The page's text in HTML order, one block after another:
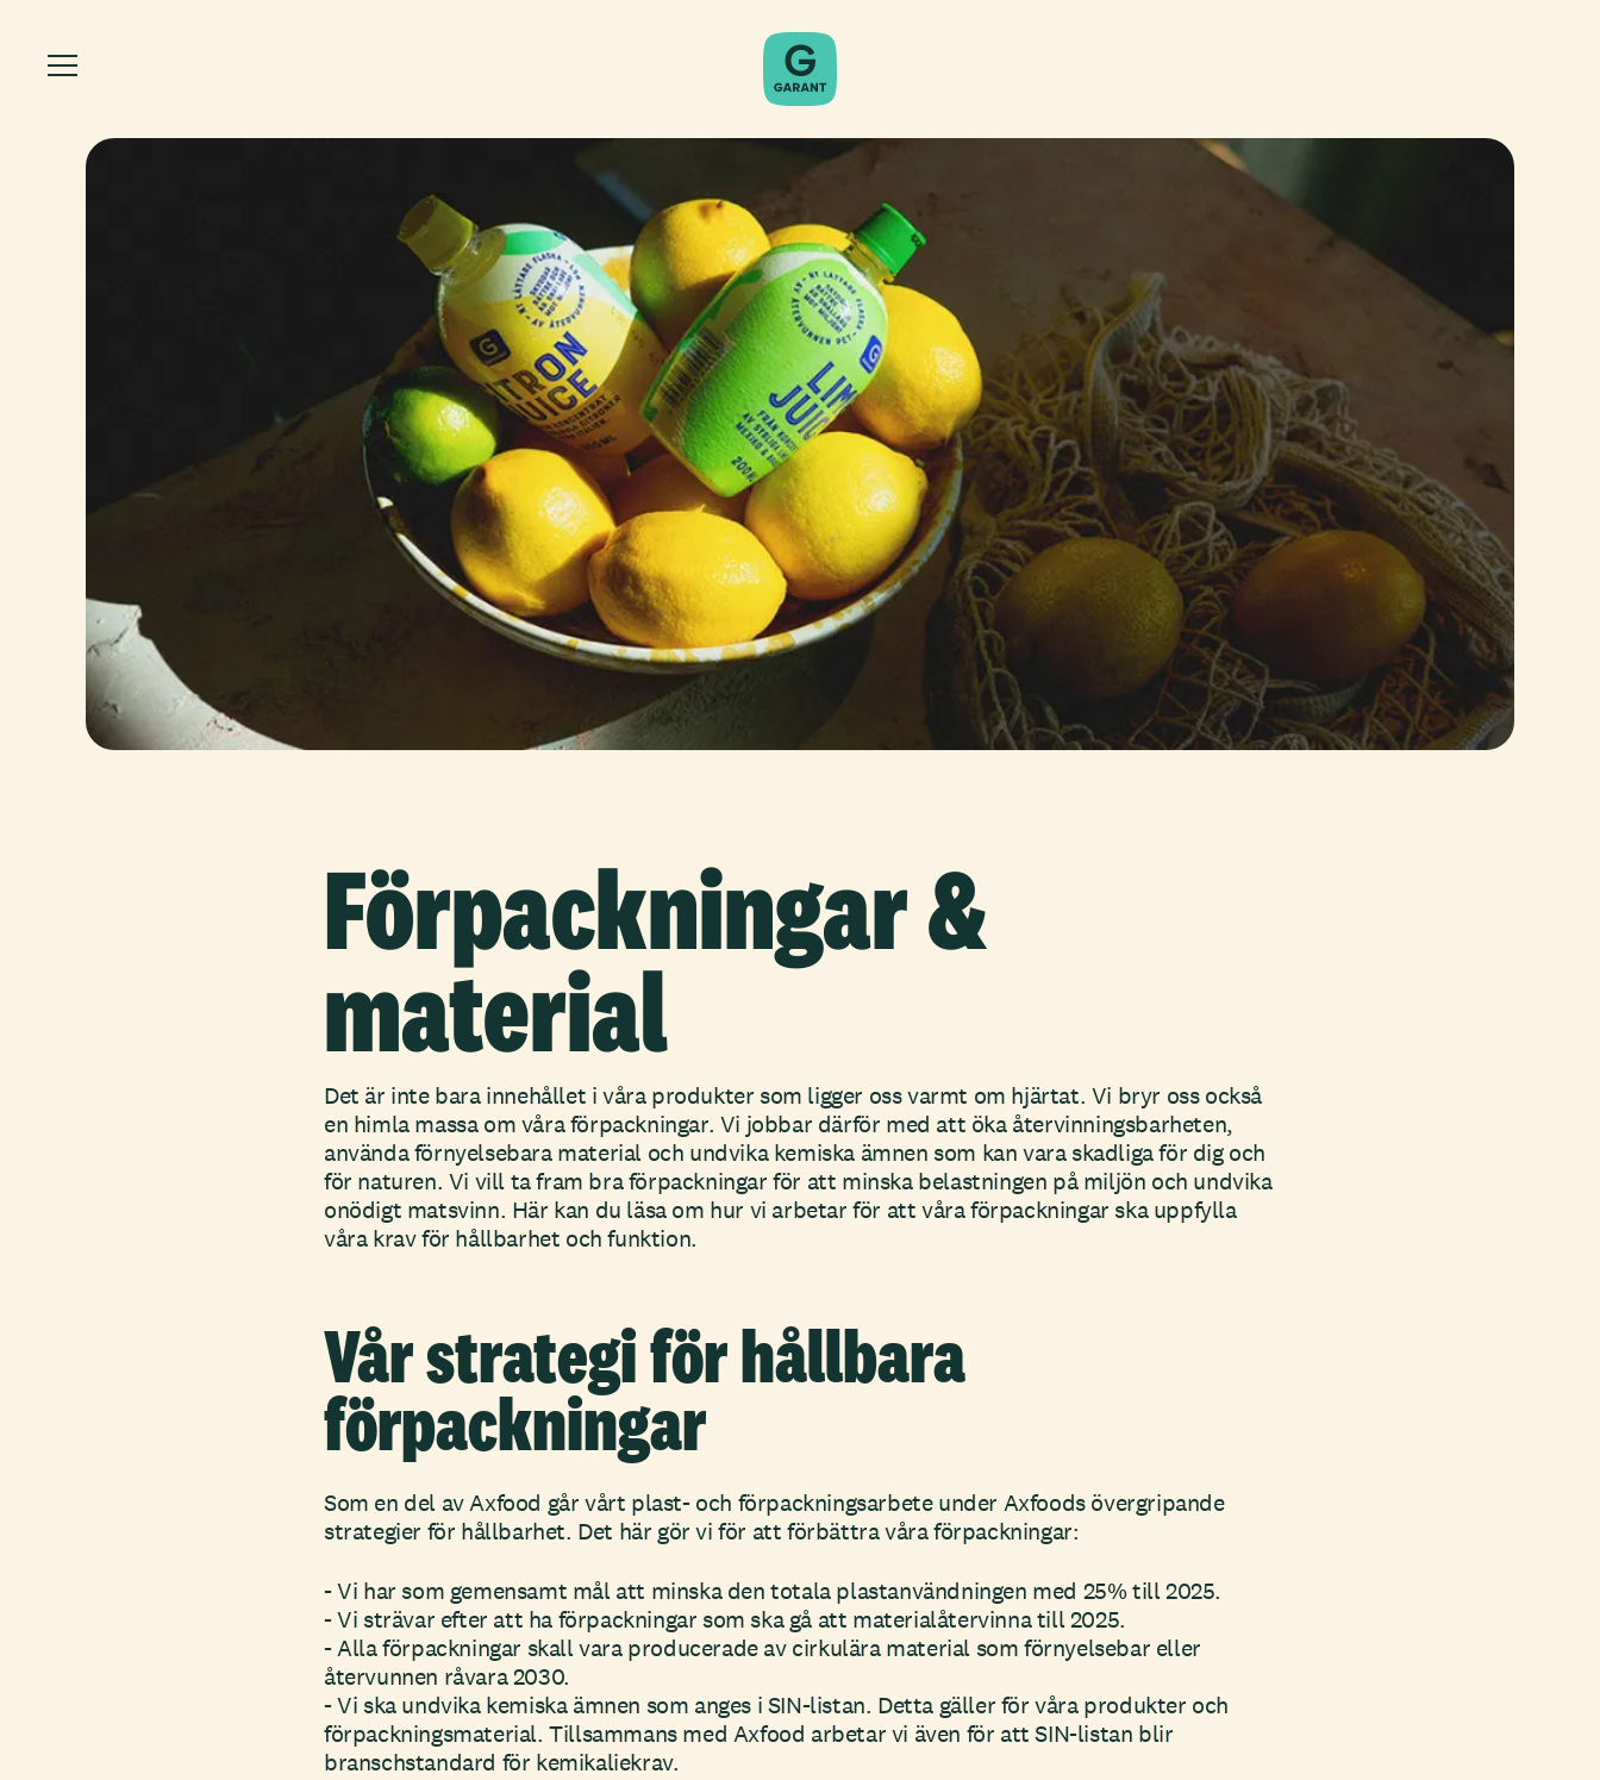
Förpackningar &
material
Det är inte bara innehållet i våra produkter som ligger oss varmt om hjärtat. Vi bryr oss också
en himla massa om våra förpackningar. Vi jobbar därför med att öka återvinningsbarheten,
använda förnyelsebara material och undvika kemiska ämnen som kan vara skadliga för dig och
för naturen. Vi vill ta fram bra förpackningar för att minska belastningen på miljön och undvika
onödigt matsvinn. Här kan du läsa om hur vi arbetar för att våra förpackningar ska uppfylla
våra krav för hållbarhet och funktion.
Vår strategi för hållbara
förpackningar
Som en del av Axfood går vårt plast- och förpackningsarbete under Axfoods övergripande
strategier för hållbarhet. Det här gör vi för att förbättra våra förpackningar:
- Vi har som gemensamt mål att minska den totala plastanvändningen med 25% till 2025.
- Vi strävar efter att ha förpackningar som ska gå att materialåtervinna till 2025.
- Alla förpackningar skall vara producerade av cirkulära material som förnyelsebar eller
återvunnen råvara 2030.
- Vi ska undvika kemiska ämnen som anges i SIN-listan. Detta gäller för våra produkter och
förpackningsmaterial. Tillsammans med Axfood arbetar vi även för att SIN-listan blir
branschstandard för kemikaliekrav.